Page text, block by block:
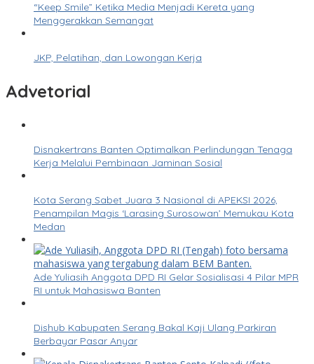
“Keep Smile” Ketika Media Menjadi Kereta yang
Menggerakkan Semangat
JKP, Pelatihan, dan Lowongan Kerja
Advetorial
Disnakertrans Banten Optimalkan Perlindungan Tenaga
Kerja Melalui Pembinaan Jaminan Sosial
Kota Serang Sabet Juara 3 Nasional di APEKSI 2026,
Penampilan Magis ‘Larasing Surosowan’ Memukau Kota
Medan
Ade Yuliasih Anggota DPD RI Gelar Sosialisasi 4 Pilar MPR
RI untuk Mahasiswa Banten
Dishub Kabupaten Serang Bakal Kaji Ulang Parkiran
Berbayar Pasar Anyar